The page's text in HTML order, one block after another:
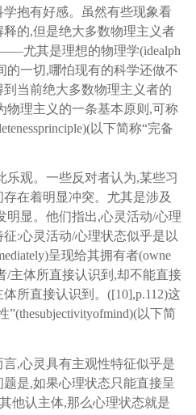
抱有好感。虽然有些现象看
释的,但是绝大多数物理主义者
尤其是理想的物理学(idealph
一切,哪怕现有的科学还做不
当前绝大多数物理主义者的
物理主义的一条基本原则,可称
以下简称“完备
乐观。一些反对者认为,某些习
在着明显冲突。尤其是涉及
明显。他们指出,心灵活动/心理
:心灵活动/心理状态似乎是以
呈现给其拥有者(owne
/主体所直接认识到,却不能直接
所直接认识到。([10],p.112)这
以下简
言,心灵具有主观性特征似乎是
是,如果心理状态只能直接呈
他认主体,那么心理状态就是